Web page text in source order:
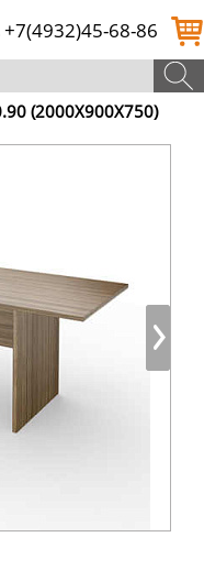
+7(4932)45-68-86
(2000Х900Х750)